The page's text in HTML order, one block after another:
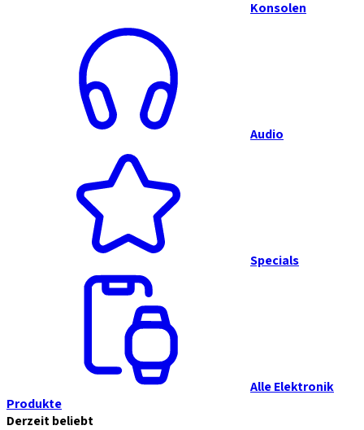
Konsolen
Audio
Specials
Alle Elektronik
Produkte
Derzeit beliebt